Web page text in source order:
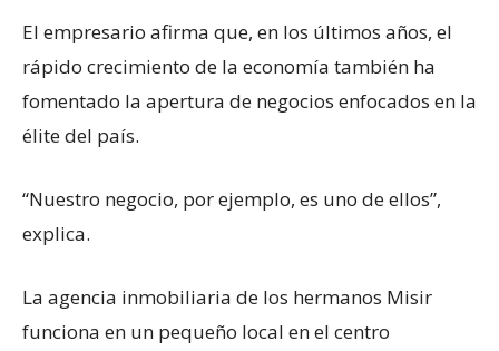
El empresario afirma que, en los últimos años, el
rápido crecimiento de la economía también ha
fomentado la apertura de negocios enfocados en la
élite del país.
“Nuestro negocio, por ejemplo, es uno de ellos”,
explica.
La agencia inmobiliaria de los hermanos Misir
funciona en un pequeño local en el centro